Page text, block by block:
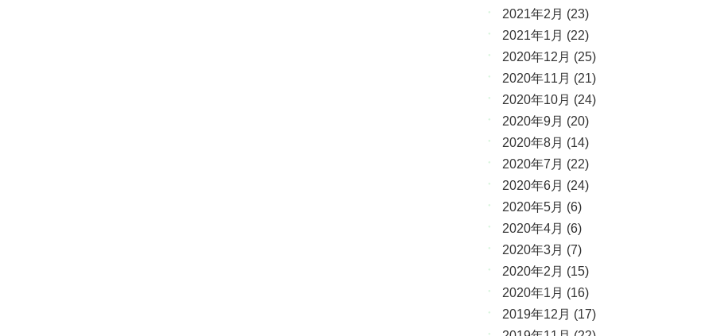
2021年2月 (23)
2021年1月 (22)
2020年12月 (25)
2020年11月 (21)
2020年10月 (24)
2020年9月 (20)
2020年8月 (14)
2020年7月 (22)
2020年6月 (24)
2020年5月 (6)
2020年4月 (6)
2020年3月 (7)
2020年2月 (15)
2020年1月 (16)
2019年12月 (17)